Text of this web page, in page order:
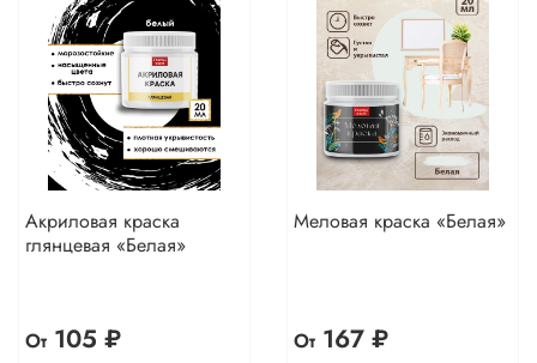
Акриловая краска
глянцевая «Белая»
От105 ₽
Меловая краска «Белая»
От167 ₽